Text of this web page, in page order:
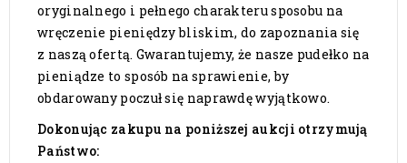
oryginalnego i pełnego charakteru sposobu na
wręczenie pieniędzy bliskim, do zapoznania się
z naszą ofertą. Gwarantujemy, że nasze pudełko na
pieniądze to sposób na sprawienie, by
obdarowany poczuł się naprawdę wyjątkowo.
Dokonując zakupu na poniższej aukcji otrzymują
Państwo: